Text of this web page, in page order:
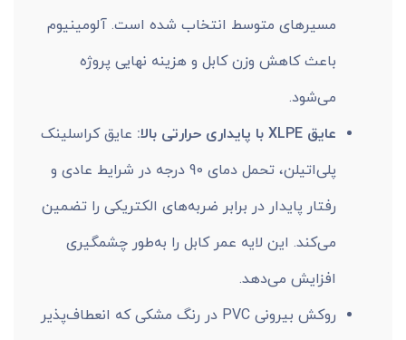
مسیرهای متوسط انتخاب شده است. آلومینیوم
باعث کاهش وزن کابل و هزینه نهایی پروژه
می‌شود.
عایق XLPE با پایداری حرارتی بالا:
عایق کراسلینک
پلی‌اتیلن، تحمل دمای 90 درجه در شرایط عادی و
رفتار پایدار در برابر ضربه‌های الکتریکی را تضمین
می‌کند. این لایه عمر کابل را به‌طور چشمگیری
افزایش می‌دهد.
روکش بیرونی PVC در رنگ مشکی که انعطاف‌پذیر